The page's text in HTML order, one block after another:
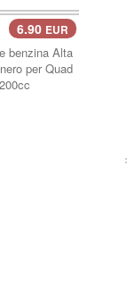
6.90 EUR
benzina Alta
per Quad